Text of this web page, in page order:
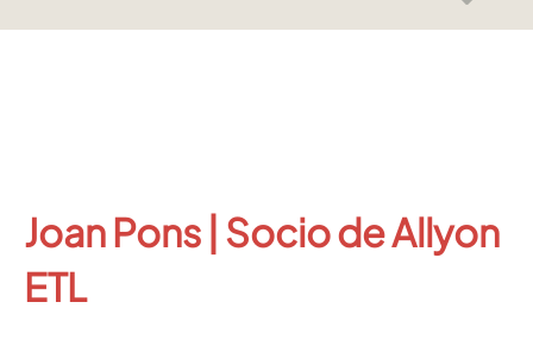
Joan Pons | Socio de Allyon
ETL